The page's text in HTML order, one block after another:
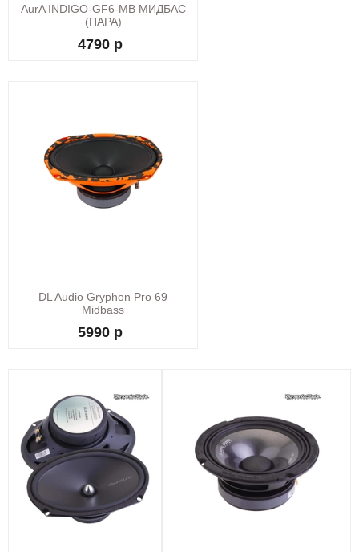
AurA INDIGO-GF6-MB МИДБАС
(ПАРА)
4790 р
DL Audio Gryphon Pro 69
Midbass
5990 р